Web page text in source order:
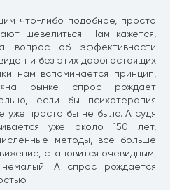
что-либо подобное, просто
шевелиться. Нам кажется,
вопрос об эффективности
и без этих дорогостоящих
нам вспоминается принцип,
рынке спрос рождает
если бы психотерапия
уже просто бы не было. А судя
уже около 150 лет,
методы, все больше
становится очевидным,
А спрос рождается